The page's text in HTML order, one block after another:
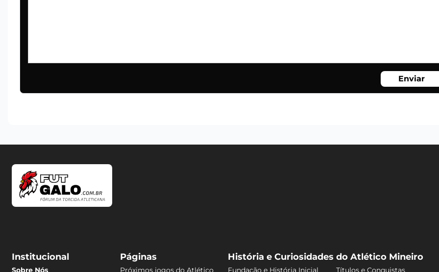
Enviar
Institucional
Sobre Nós
Páginas
Próximos jogos do Atlético
História e Curiosidades do Atlético Mineiro
Fundação e História Inicial Títulos e Conquistas